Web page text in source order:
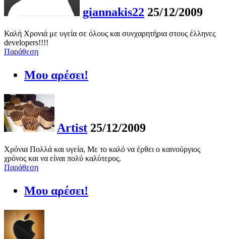
giannakis22 25/12/2009
Καλή Χρονιά με υγεία σε όλους και συνχαρητήρια στους έλληνες
developers!!!!
Παράθεση
Μου αρέσει!
Artist 25/12/2009
Χρόνια Πολλά και υγεία, Με το καλό να έρθει ο καινούργιος
χρόνος και να είναι πολύ καλύτερος.
Παράθεση
Μου αρέσει!